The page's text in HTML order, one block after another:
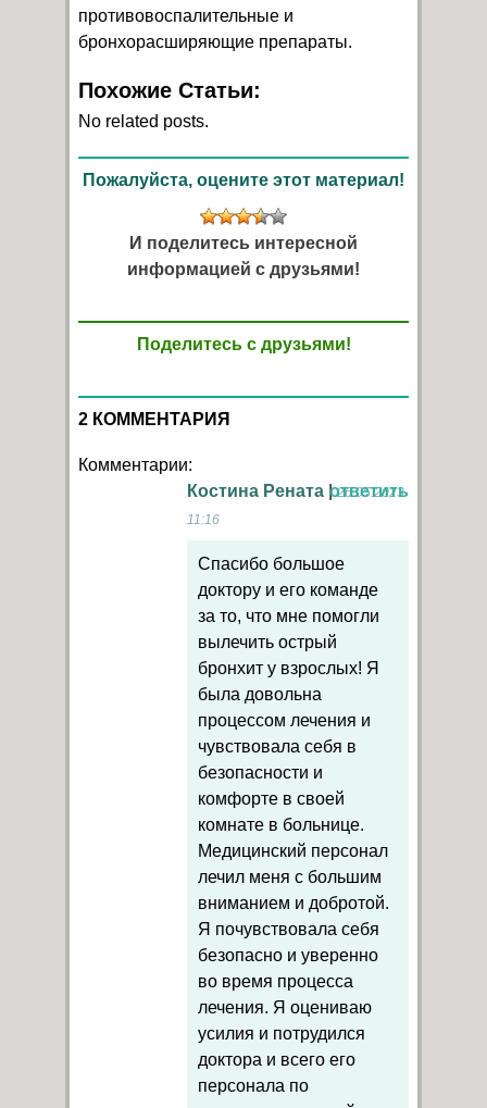
противовоспалительные и
бронхорасширяющие препараты.
Похожие Статьи:
No related posts.
Пожалуйста, оцените этот материал!
И поделитесь интересной
информацией с друзьями!
Поделитесь с друзьями!
2 КОММЕНТАРИЯ
Комментарии:
Костина Рената |26.05.2023
11:16
ответить
Спасибо большое
доктору и его команде
за то, что мне помогли
вылечить острый
бронхит у взрослых! Я
была довольна
процессом лечения и
чувствовала себя в
безопасности и
комфорте в своей
комнате в больнице.
Медицинский персонал
лечил меня с большим
вниманием и добротой.
Я почувствовала себя
безопасно и уверенно
во время процесса
лечения. Я оцениваю
усилия и потрудился
доктора и всего его
персонала по